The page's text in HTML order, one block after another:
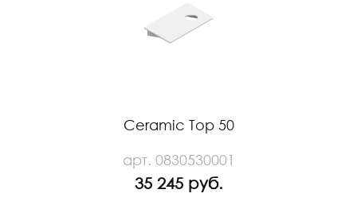
Ceramic Top 50
арт. 0830530001
35 245 руб.